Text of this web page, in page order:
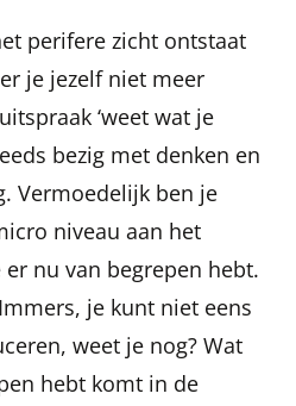
perifere zicht ontstaat
je jezelf niet meer
‘weet wat je
bezig met denken en
Vermoedelijk ben je
niveau aan het
nu van begrepen hebt.
je kunt niet eens
weet je nog? Wat
hebt komt in de